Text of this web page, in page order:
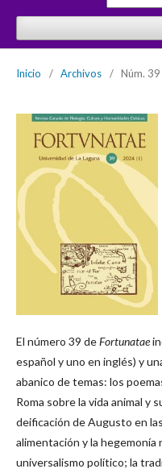
Inicio / Archivos / Núm.
El número 39 deFortunatae
español y uno en inglés) y
abanico de temas: los
Roma sobre la vida animal y
deificación de Augusto en las
alimentación y la hegemonía
universalismo político; la